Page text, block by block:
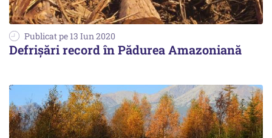
Publicat pe 13 Iun 2020
Defrişări record în Pădurea Amazoniană